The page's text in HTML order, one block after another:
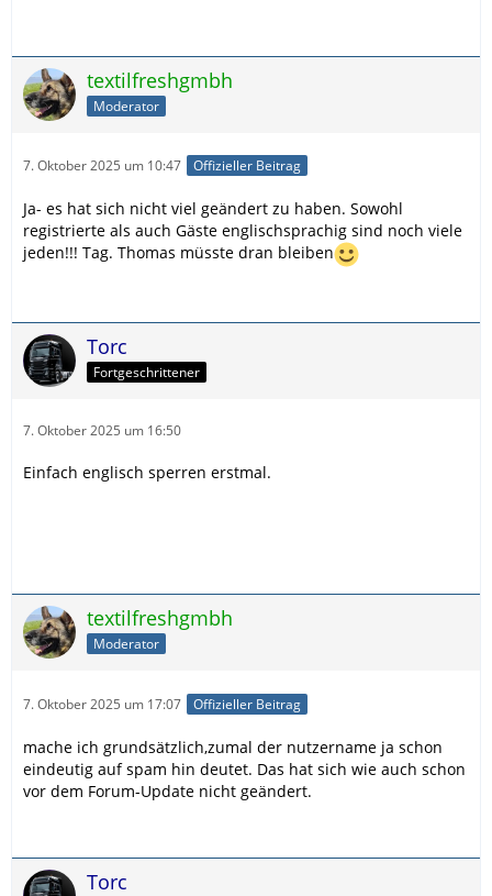
textilfreshgmbh
Moderator
7. Oktober 2025 um 10:47 Offizieller Beitrag
Ja- es hat sich nicht viel geändert zu haben. Sowohl
registrierte als auch Gäste englischsprachig sind noch viele
jeden!!! Tag. Thomas müsste dran bleiben
Torc
Fortgeschrittener
7. Oktober 2025 um 16:50
Einfach englisch sperren erstmal.
textilfreshgmbh
Moderator
7. Oktober 2025 um 17:07 Offizieller Beitrag
mache ich grundsätzlich,zumal der nutzername ja schon
eindeutig auf spam hin deutet. Das hat sich wie auch schon
vor dem Forum-Update nicht geändert.
Torc